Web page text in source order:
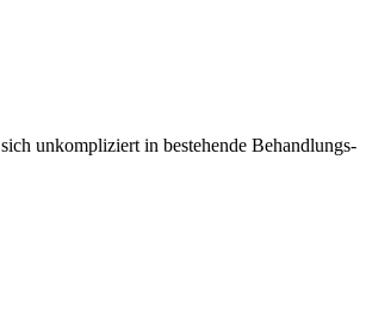
unkompliziert in bestehende Behandlungs-